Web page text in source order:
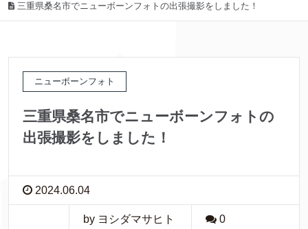
三重県桑名市でニューボーンフォトの出張撮影をしました！
ニューボーンフォト
三重県桑名市でニューボーンフォトの
出張撮影をしました！
2024.06.04
by ヨシダマサヒト 0